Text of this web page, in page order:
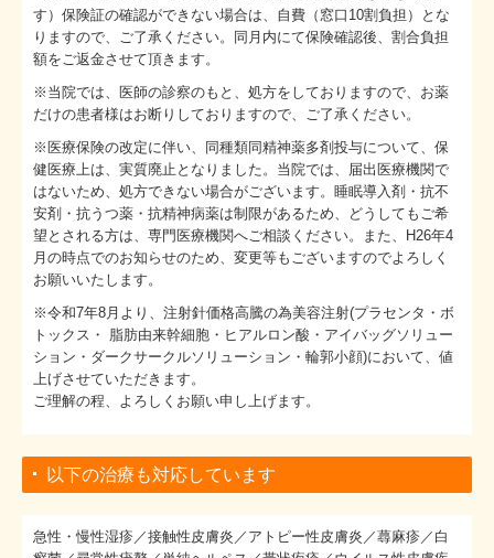
以下の治療も対応しています
急性・慢性湿疹／接触性皮膚炎／アトピー性皮膚炎／蕁麻疹／白
す）保険証の確認ができない場合は、自費（窓口10割負担）とな
りますので、ご了承ください。同月内にて保険確認後、割合負担
額をご返金させて頂きます。
※当院では、医師の診察のもと、処方をしておりますので、お薬
だけの患者様はお断りしておりますので、ご了承ください。
※医療保険の改定に伴い、同種類同精神薬多剤投与について、保
健医療上は、実質廃止となりました。当院では、届出医療機関で
はないため、処方できない場合がございます。睡眠導入剤・抗不
安剤・抗うつ薬・抗精神病薬は制限があるため、どうしてもご希
望とされる方は、専門医療機関へご相談ください。また、H26年4
月の時点でのお知らせのため、変更等もございますのでよろしく
お願いいたします。
※令和7年8月より、注射針価格高騰の為美容注射(プラセンタ・ボ
トックス・ 脂肪由来幹細胞・ヒアルロン酸・アイバッグソリュー
ション・ダークサークルソリューション・輪郭小顔)において、値
上げさせていただきます。
ご理解の程、よろしくお願い申し上げます。